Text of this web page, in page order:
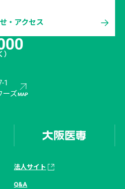
・アクセス
1
ーズ
法人サイト
Q&A